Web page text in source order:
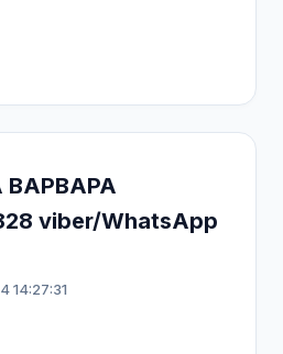
viber/WhatsApp
14:27:31